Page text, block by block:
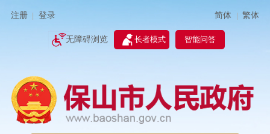
注册 登录 简体 | 繁体
无障碍浏览 长者模式 智能问答